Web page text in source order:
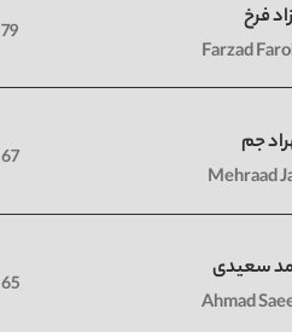
فرخ
Farzad
79 آهنگ
جم
Mehraad
67 آهنگ
سعیدی
Ahmad
65 آهنگ